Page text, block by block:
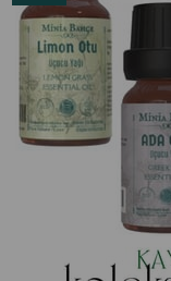
İndirim
%15İndirim